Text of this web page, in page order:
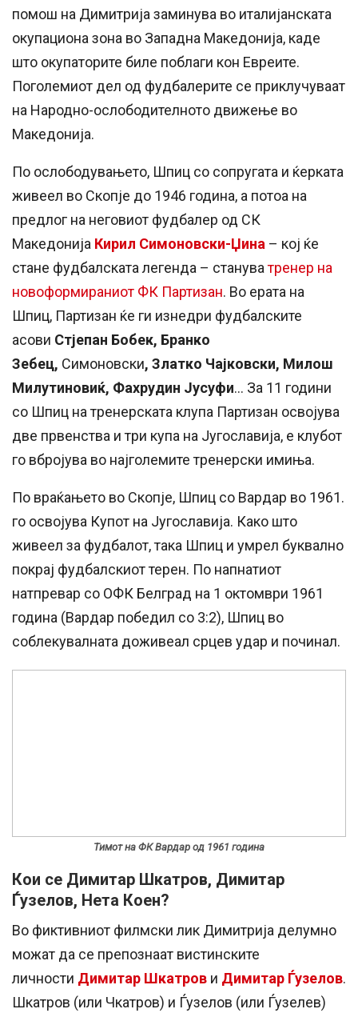
помош на Димитрија заминува во италијанската
окупациона зона во Западна Македонија, каде
што окупаторите биле поблаги кон Евреите.
Поголемиот дел од фудбалерите се приклучуваат
на Народно-ослободителното движење во
Македонија.
По ослободувањето, Шпиц со сопругата и ќерката
живеел во Скопје до 1946 година, а потоа на
предлог на неговиот фудбалер од СК
Македонија Кирил Симоновски-Џина – кој ќе
стане фудбалската легенда – стануватренер на
новоформираниот ФК Партизан. Во ерата на
Шпиц, Партизан ќе ги изнедри фудбалските
асови Стјепан Бобек, Бранко
Зебец, Симоновски, Златко Чајковски, Милош
Милутиновиќ, Фахрудин Јусуфи… За 11 години
со Шпиц на тренерската клупа Партизан освојува
две првенства и три купа на Југославија, е клубот
го вбројува во најголемите тренерски имиња.
По враќањето во Скопје, Шпиц со Вардар во 1961.
го освојува Купот на Југославија. Како што
живеел за фудбалот, така Шпиц и умрел буквално
покрај фудбалскиот терен. По напнатиот
натпревар со ОФК Белград на 1 октомври 1961
година (Вардар победил со 3:2), Шпиц во
соблекувалната доживеал срцев удар и починал.
Тимот на ФК Вардар од 1961 година
Кои се Димитар Шкатров, Димитар
Ѓузелов, Нета Коен?
Во фиктивниот филмски лик Димитрија делумно
можат да се препознаат вистинските
личности Димитар Шкатров и Димитар Ѓузелов.
Шкатров (или Чкатров) и Ѓузелов (или Ѓузелев)